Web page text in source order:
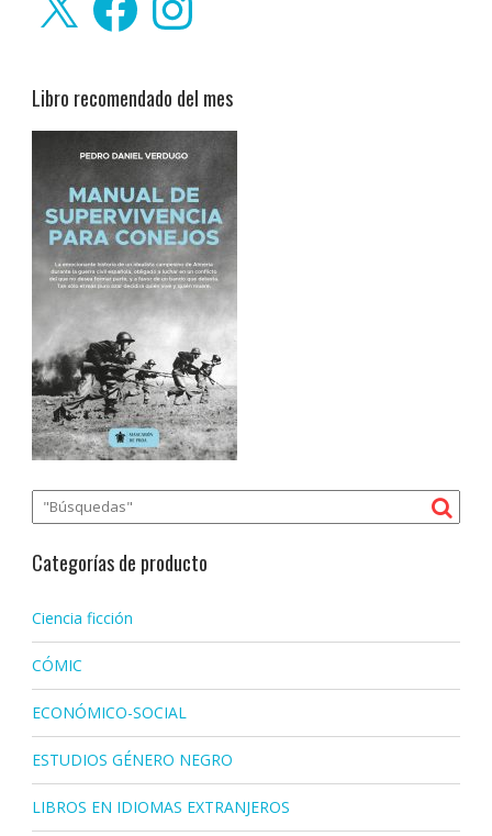
Libro recomendado del mes
Categorías de producto
Ciencia ficción
CÓMIC
ECONÓMICO-SOCIAL
ESTUDIOS GÉNERO NEGRO
LIBROS EN IDIOMAS EXTRANJEROS